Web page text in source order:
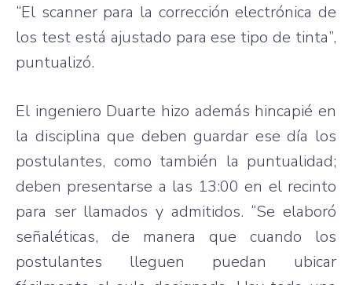
“El scanner para la corrección electrónica de
los test está ajustado para ese tipo de tinta”,
puntualizó.
El ingeniero Duarte hizo además hincapié en
la disciplina que deben guardar ese día los
postulantes, como también la puntualidad;
deben presentarse a las 13:00 en el recinto
para ser llamados y admitidos. “Se elaboró
señaléticas, de manera que cuando los
postulantes lleguen puedan ubicar